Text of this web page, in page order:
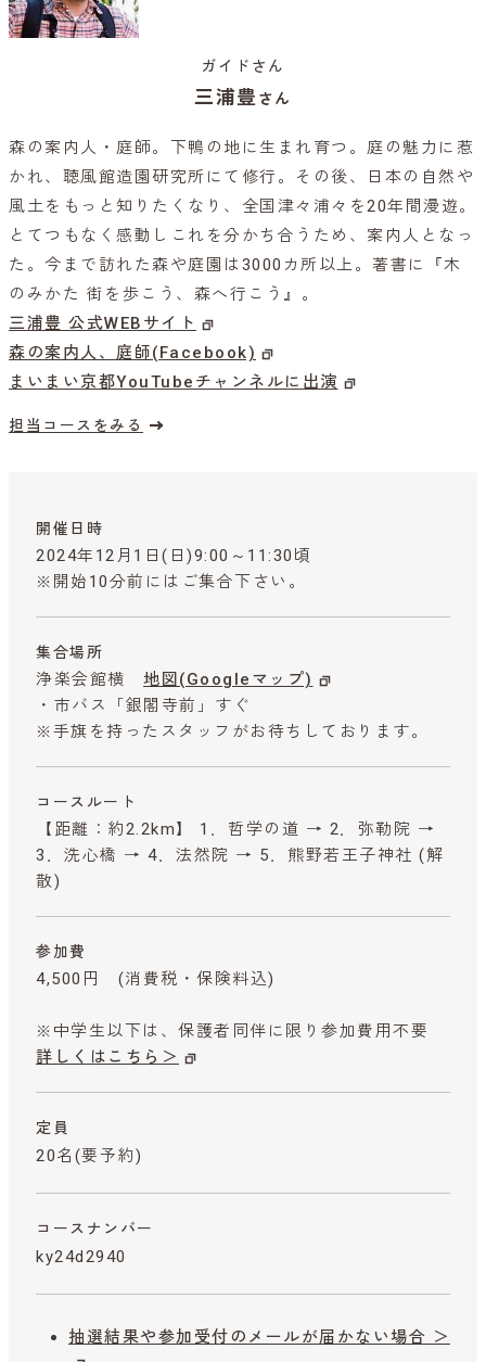
ガイドさん
三浦豊 さん
森の案内人・庭師。下鴨の地に生まれ育つ。庭の魅力に惹
かれ、聴風館造園研究所にて修行。その後、日本の自然や
風土をもっと知りたくなり、全国津々浦々を20年間漫遊。
とてつもなく感動しこれを分かち合うため、案内人となっ
た。今まで訪れた森や庭園は3000カ所以上。著書に『木
のみかた 街を歩こう、森へ行こう』。
三浦豊 公式WEBサイト
森の案内人、庭師(Facebook)
まいまい京都YouTubeチャンネルに出演
担当コースをみる
開催日時
2024年12月1日(日)9:00～11:30頃
※開始10分前にはご集合下さい。
集合場所
浄楽会館横 地図(Googleマップ)
・市バス「銀閣寺前」すぐ
※手旗を持ったスタッフがお待ちしております。
コースルート
【距離：約2.2km】 1．哲学の道 → 2．弥勒院 →
3．洗心橋 → 4．法然院 → 5．熊野若王子神社 (解
散)
参加費
4,500円 (消費税・保険料込)
※中学生以下は、保護者同伴に限り参加費用不要
詳しくはこちら＞
定員
20名(要予約)
コースナンバー
ky24d2940
抽選結果や参加受付のメールが届かない場合 ＞